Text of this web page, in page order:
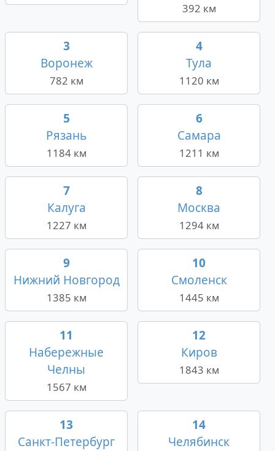
392 км
3
Воронеж
782 км
4
Тула
1120 км
5
Рязань
1184 км
6
Самара
1211 км
7
Калуга
1227 км
8
Москва
1294 км
9
Нижний Новгород
1385 км
10
Смоленск
1445 км
11
Набережные
Челны
1567 км
12
Киров
1843 км
13
Санкт-Петербург
14
Челябинск